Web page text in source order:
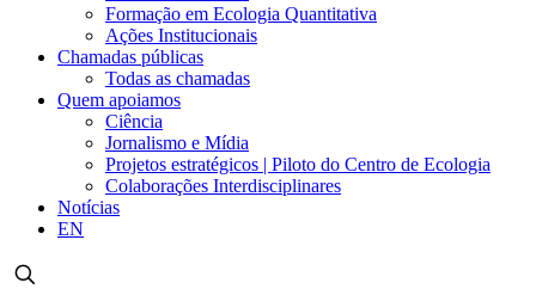
Formação em Ecologia Quantitativa
Ações Institucionais
Chamadas públicas
Todas as chamadas
Quem apoiamos
Ciência
Jornalismo e Mídia
Projetos estratégicos | Piloto do Centro de Ecologia
Colaborações Interdisciplinares
Notícias
EN